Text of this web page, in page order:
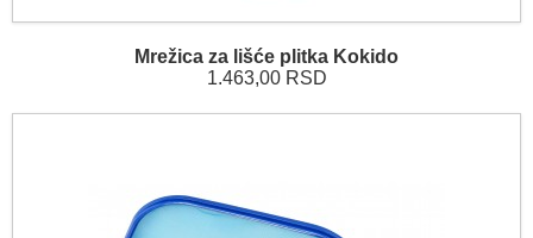
Mrežica za lišće plitka Kokido
1.463,00 RSD